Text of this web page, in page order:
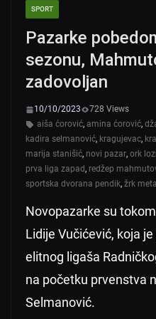
SPORT
Pazarke
sezonu,
zadovoljan
10/10/2023
728 Views
aiša ćorović, amina ćorović,
kadira selmanović, kragujevac,
marija stanišić, novi pazar, ork
prva liga zapad, redžep
sportska dvorana pendik, žrk
Novopazarke su
Lidije Vučićević, koja
elitnog ligaša
na početku prvenstva
Selmanović.